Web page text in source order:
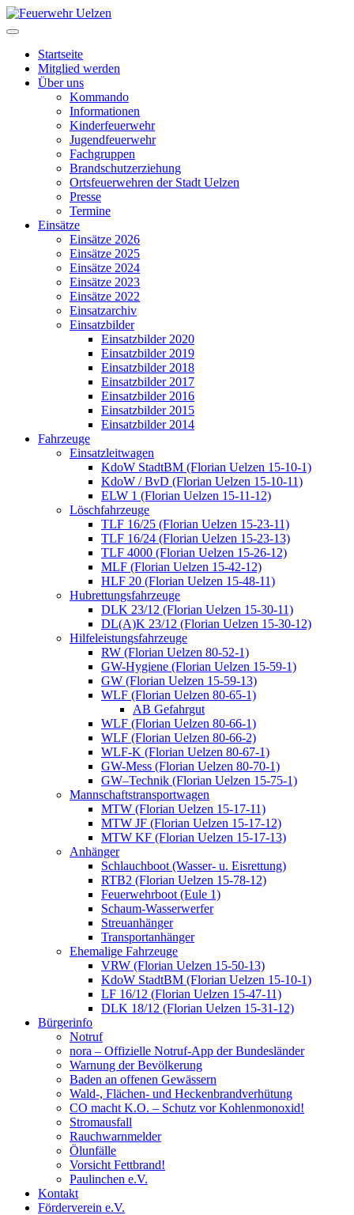
Startseite
Mitglied werden
Über uns
Kommando
Informationen
Kinderfeuerwehr
Jugendfeuerwehr
Fachgruppen
Brandschutzerziehung
Ortsfeuerwehren der Stadt Uelzen
Presse
Termine
Einsätze
Einsätze 2026
Einsätze 2025
Einsätze 2024
Einsätze 2023
Einsätze 2022
Einsatzarchiv
Einsatzbilder
Einsatzbilder 2020
Einsatzbilder 2019
Einsatzbilder 2018
Einsatzbilder 2017
Einsatzbilder 2016
Einsatzbilder 2015
Einsatzbilder 2014
Fahrzeuge
Einsatzleitwagen
KdoW StadtBM (Florian Uelzen 15-10-1)
KdoW / BvD (Florian Uelzen 15-10-11)
ELW 1 (Florian Uelzen 15-11-12)
Löschfahrzeuge
TLF 16/25 (Florian Uelzen 15-23-11)
TLF 16/24 (Florian Uelzen 15-23-13)
TLF 4000 (Florian Uelzen 15-26-12)
MLF (Florian Uelzen 15-42-12)
HLF 20 (Florian Uelzen 15-48-11)
Hubrettungsfahrzeuge
DLK 23/12 (Florian Uelzen 15-30-11)
DL(A)K 23/12 (Florian Uelzen 15-30-12)
Hilfeleistungsfahrzeuge
RW (Florian Uelzen 80-52-1)
GW-Hygiene (Florian Uelzen 15-59-1)
GW (Florian Uelzen 15-59-13)
WLF (Florian Uelzen 80-65-1)
AB Gefahrgut
WLF (Florian Uelzen 80-66-1)
WLF (Florian Uelzen 80-66-2)
WLF-K (Florian Uelzen 80-67-1)
GW-Mess (Florian Uelzen 80-70-1)
GW–Technik (Florian Uelzen 15-75-1)
Mannschaftstransportwagen
MTW (Florian Uelzen 15-17-11)
MTW JF (Florian Uelzen 15-17-12)
MTW KF (Florian Uelzen 15-17-13)
Anhänger
Schlauchboot (Wasser- u. Eisrettung)
RTB2 (Florian Uelzen 15-78-12)
Feuerwehrboot (Eule 1)
Schaum-Wasserwerfer
Streuanhänger
Transportanhänger
Ehemalige Fahrzeuge
VRW (Florian Uelzen 15-50-13)
KdoW StadtBM (Florian Uelzen 15-10-1)
LF 16/12 (Florian Uelzen 15-47-11)
DLK 18/12 (Florian Uelzen 15-31-12)
Bürgerinfo
Notruf
nora – Offizielle Notruf-App der Bundesländer
Warnung der Bevölkerung
Baden an offenen Gewässern
Wald-, Flächen- und Heckenbrandverhütung
CO macht K.O. – Schutz vor Kohlenmonoxid!
Stromausfall
Rauchwarnmelder
Ölunfälle
Vorsicht Fettbrand!
Paulinchen e.V.
Kontakt
Förderverein e.V.